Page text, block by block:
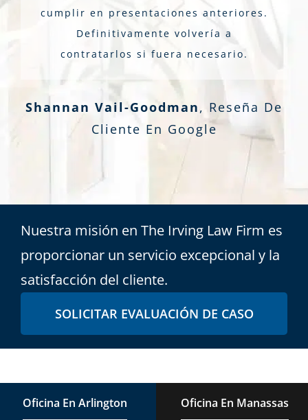
cumplir en presentaciones anteriores.
Definitivamente volvería a
contratarlos si fuera necesario.
Shannan Vail-Goodman, Reseña De
Cliente En Google
Nuestra misión en The Irving Law Firm es
proporcionar un servicio excepcional y la
satisfacción del cliente.
SOLICITAR EVALUACIÓN DE CASO
Oficina En Arlington Oficina En Manassas